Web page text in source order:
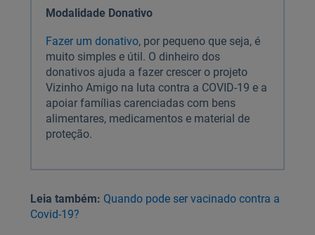
Modalidade Donativo
Fazer um donativo, por pequeno que seja, é
muito simples e útil. O dinheiro dos
donativos ajuda a fazer crescer o projeto
Vizinho Amigo na luta contra a COVID-19 e a
apoiar famílias carenciadas com bens
alimentares, medicamentos e material de
proteção.
Leia também: Quando pode ser vacinado contra a
Covid-19?